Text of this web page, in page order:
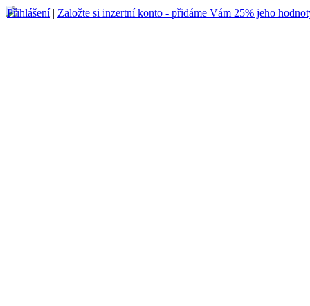
Přihlášení| Založte si inzertní konto - přidáme Vám 25% jeho